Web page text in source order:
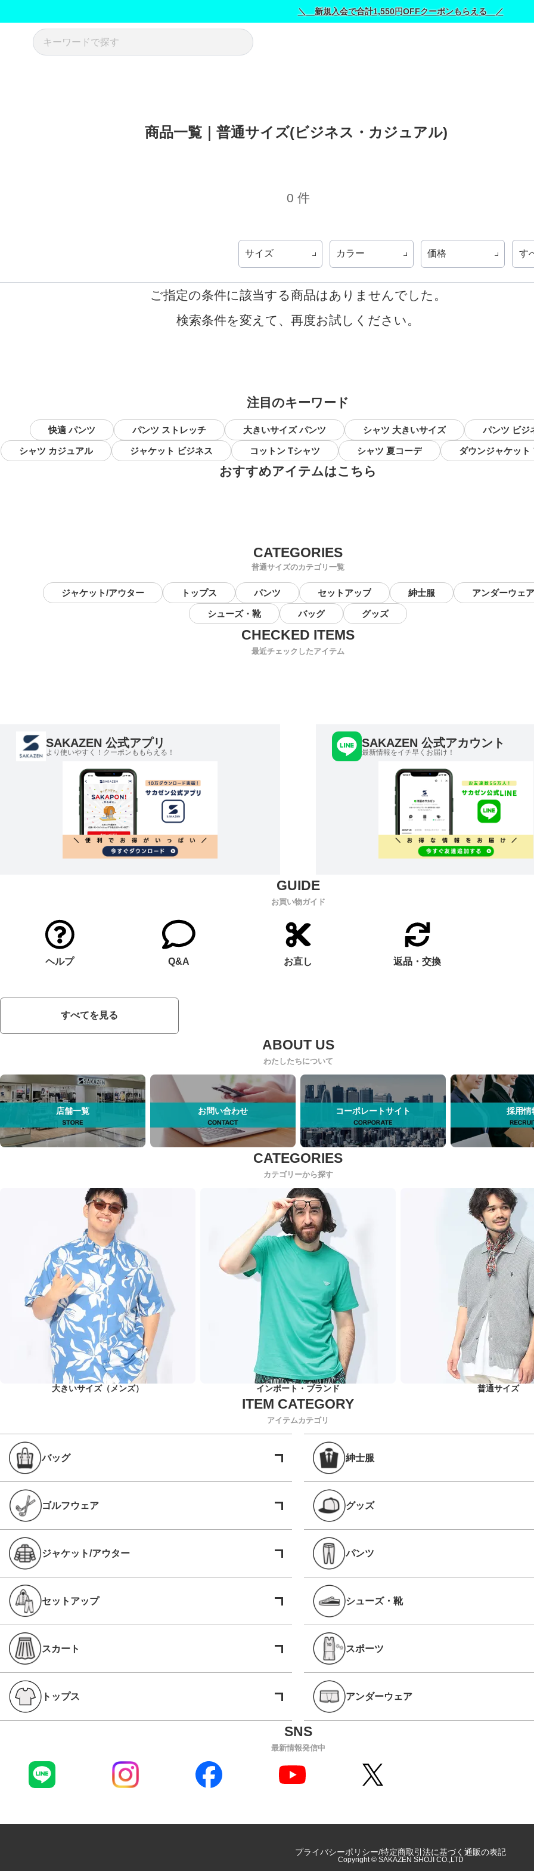
＼ 新規入会で合計1,550円OFFクーポンもらえる ／
商品一覧｜普通サイズ(ビジネス・カジュアル)
0 件
サイズ カラー 価格 す
ご指定の条件に該当する商品はありませんでした。
検索条件を変えて、再度お試しください。
注目のキーワード
快適 パンツ パンツ ストレッチ 大きいサイズ パンツ シャツ 大きいサイズ パンツ ビジ
シャツ カジュアル ジャケット ビジネス コットン Tシャツ シャツ 夏コーデ ダウンジャケット
おすすめアイテムはこちら
普通サイズのカテゴリ一覧
ジャケット/アウター トップス パンツ セットアップ 紳士服 アンダーウェア
シューズ・靴 バッグ グッズ
最近チェックしたアイテム
SAKAZEN 公式アプリ
より使いやすく！クーポンももらえる！
SAKAZEN 公式アカウント
最新情報をイチ早くお届け！
お買い物ガイド
ヘルプ Q&A お直し 返品・交換
すべてを見る
わたしたちについて
店舗一覧 お問い合わせ コーポレートサイト 採用情
カテゴリーから探す
大きいサイズ（メンズ） インポート・ブランド 普通サイズ
アイテムカテゴリ
バッグ 紳士服
ゴルフウェア グッズ
ジャケット/アウター パンツ
セットアップ シューズ・靴
スカート スポーツ
トップス アンダーウェア
最新情報発信中
プライバシーポリシー 特定商取引法に基づく通販の表記
Copyright © SAKAZEN SHOJI CO.,LTD